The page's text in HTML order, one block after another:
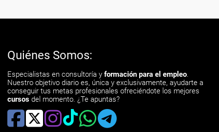
Quiénes Somos:
Especialistas en consultoría y formación para el empleo.
Nuestro objetivo diario es, única y exclusivamente, ayudarte a
conseguir tus metas profesionales ofreciéndote los mejores
cursos del momento. ¿Te apuntas?